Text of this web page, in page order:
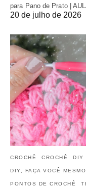
para Pano de Prato |
20 de julho de 2026
CROCHÊ CROCHÊ DIY
DIY, FAÇA VOCÊ
PONTOS DE CROCHÊ